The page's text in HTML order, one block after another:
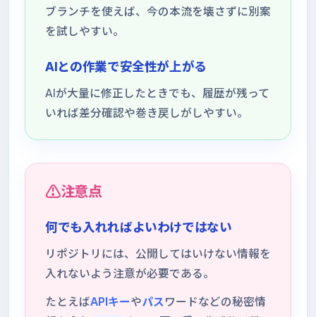
ブランチを使えば、今の本流を壊さずに別案
を試しやすい。
AIとの作業で安全性が上がる
AIが大量に修正したときでも、履歴が残って
いれば差分確認や巻き戻しがしやすい。
注意点
何でも入れればよいわけではない
リポジトリには、公開してはいけない情報を
入れないよう注意が必要である。
たとえばAPIキーやパス ワードなどの秘密情